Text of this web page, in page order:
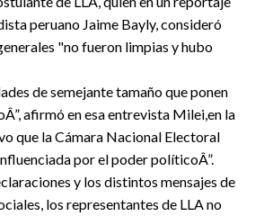
peruano Jaime Bayly, consideró
"no fueron limpias y hubo
de semejante tamaño que ponen
afirmó en esa entrevista Milei,en la
que la Cámara Nacional Electoral
por el poder políticoÂ”.
y los distintos mensajes de
los representantes de LLA no